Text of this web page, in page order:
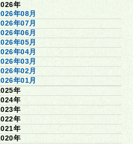
年
年08月
年07月
年06月
年05月
年04月
年03月
年02月
年01月
年
年
年
年
年
年